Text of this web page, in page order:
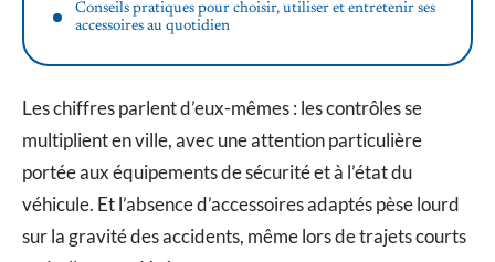
Conseils pratiques pour choisir, utiliser et entretenir ses
accessoires au quotidien
Les chiffres parlent d’eux-mêmes : les contrôles se
multiplient en ville, avec une attention particulière
portée aux équipements de sécurité et à l’état du
véhicule. Et l’absence d’accessoires adaptés pèse lourd
sur la gravité des accidents, même lors de trajets courts